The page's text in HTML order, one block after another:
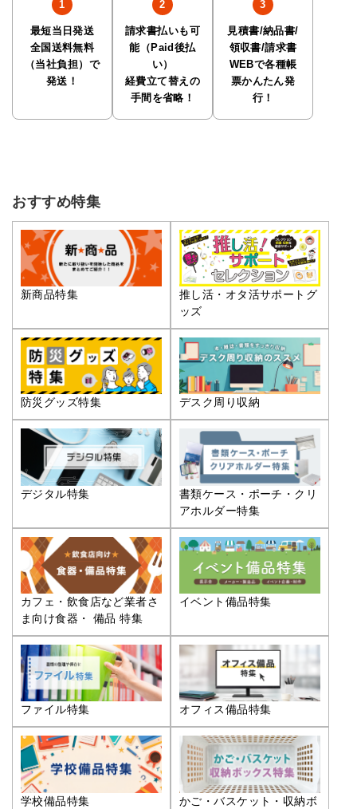
最短当日発送
全国送料無料
（当社負担）で
発送！
請求書払いも可
能（Paid後払
い）
経費立て替えの
手間を省略！
見積書/納品書/
領収書/請求書
WEBで各種帳
票かんたん発
行！
おすすめ特集
新商品特集
推し活・オタ活サポートグ
ッズ
防災グッズ特集 デスク周り収納
デジタル特集
書類ケース・ポーチ・クリ
アホルダー特集
カフェ・飲食店など業者さ
ま向け食器・ 備品 特集
イベント備品特集
ファイル特集 オフィス備品特集
学校備品特集
かご・バスケット・収納ボ